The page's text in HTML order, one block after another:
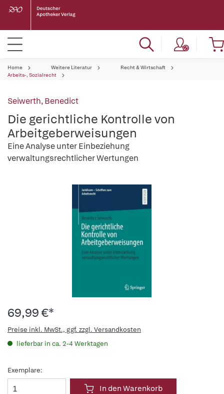
Home Weitere Literatur
Recht & Wirtschaft
Arbeits-, Sozialrecht
Seiwerth, Benedict
Die gerichtliche Kontrolle von
Arbeitgeberweisungen
Eine Analyse unter Einbeziehung
verwaltungsrechtlicher Wertungen
69,99 €*
Preise inkl. MwSt., ggf. zzgl. Versandkosten
lieferbar in ca. 2-4 Werktagen
Exemplare:
In den Warenkorb